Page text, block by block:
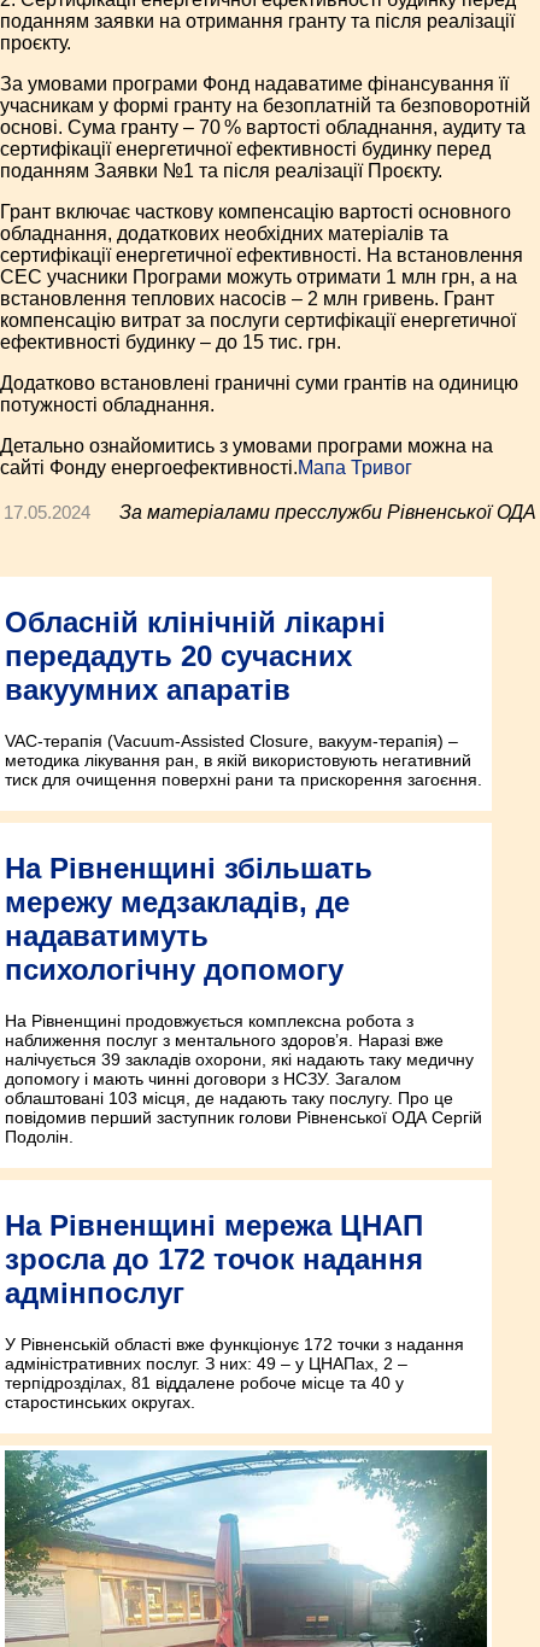
поданням заявки на отримання гранту та після реалізації
проєкту.
За умовами програми Фонд надаватиме фінансування її
учасникам у формі гранту на безоплатній та безповоротній
основі. Сума гранту – 70 % вартості обладнання, аудиту та
сертифікації енергетичної ефективності будинку перед
поданням Заявки №1 та після реалізації Проєкту.
Грант включає часткову компенсацію вартості основного
обладнання, додаткових необхідних матеріалів та
сертифікації енергетичної ефективності. На встановлення
СЕС учасники Програми можуть отримати 1 млн грн, а на
встановлення теплових насосів – 2 млн гривень. Грант
компенсацію витрат за послуги сертифікації енергетичної
ефективності будинку – до 15 тис. грн.
Додатково встановлені граничні суми грантів на одиницю
потужності обладнання.
Детально ознайомитись з умовами програми можна на
сайті Фонду енергоефективності.Мапа Тривог
17.05.2024 За матеріалами пресслужби Рівненської ОДА
Обласній клінічній лікарні
передадуть 20 сучасних
вакуумних апаратів
VAC-терапія (Vacuum-Assisted Closure, вакуум-терапія) –
методика лікування ран, в якій використовують негативний
тиск для очищення поверхні рани та прискорення загоєння.
На Рівненщині збільшать
мережу медзакладів, де
надаватимуть
психологічну допомогу
На Рівненщині продовжується комплексна робота з
наближення послуг з ментального здоров’я. Наразі вже
налічується 39 закладів охорони, які надають таку медичну
допомогу і мають чинні договори з НСЗУ. Загалом
облаштовані 103 місця, де надають таку послугу. Про це
повідомив перший заступник голови Рівненської ОДА Сергій
Подолін.
На Рівненщині мережа ЦНАП
зросла до 172 точок надання
адмінпослуг
У Рівненській області вже функціонує 172 точки з надання
адміністративних послуг. З них: 49 – у ЦНАПах, 2 –
терпідрозділах, 81 віддалене робоче місце та 40 у
старостинських округах.